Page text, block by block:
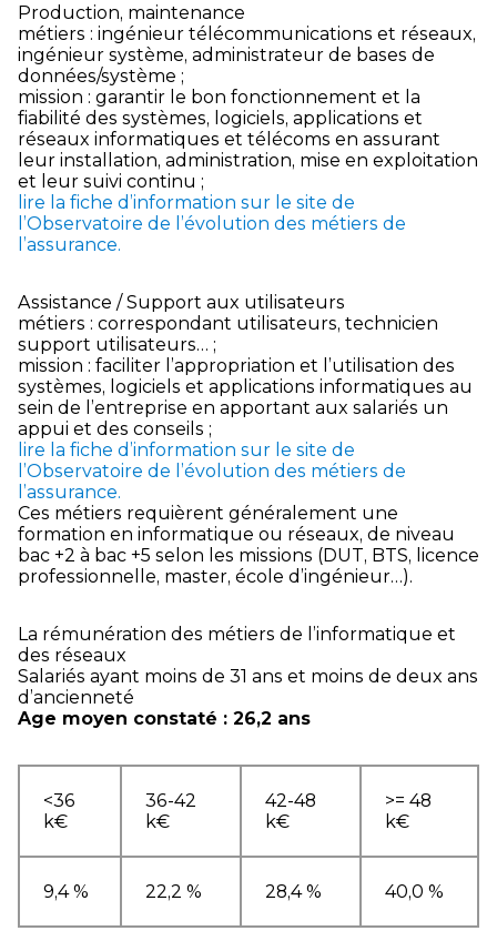
Production, maintenance
métiers : ingénieur télécommunications et réseaux,
ingénieur système, administrateur de bases de
données/système ;
mission : garantir le bon fonctionnement et la
fiabilité des systèmes, logiciels, applications et
réseaux informatiques et télécoms en assurant
leur installation, administration, mise en exploitation
et leur suivi continu ;
lire la fiche d’information sur le site de
l’Observatoire de l’évolution des métiers de
l’assurance.
Assistance / Support aux utilisateurs
métiers : correspondant utilisateurs, technicien
support utilisateurs… ;
mission : faciliter l’appropriation et l’utilisation des
systèmes, logiciels et applications informatiques au
sein de l’entreprise en apportant aux salariés un
appui et des conseils ;
lire la fiche d’information sur le site de
l’Observatoire de l’évolution des métiers de
l’assurance.
Ces métiers requièrent généralement une
formation en informatique ou réseaux, de niveau
bac +2 à bac +5 selon les missions (DUT, BTS, licence
professionnelle, master, école d’ingénieur…).
La rémunération des métiers de l’informatique et
des réseaux
Salariés ayant moins de 31 ans et moins de deux ans
d’ancienneté
Age moyen constaté : 26,2 ans
<36
k€
36-42
k€
42-48
k€
>= 48
k€
9,4 % 22,2 % 28,4 % 40,0 %